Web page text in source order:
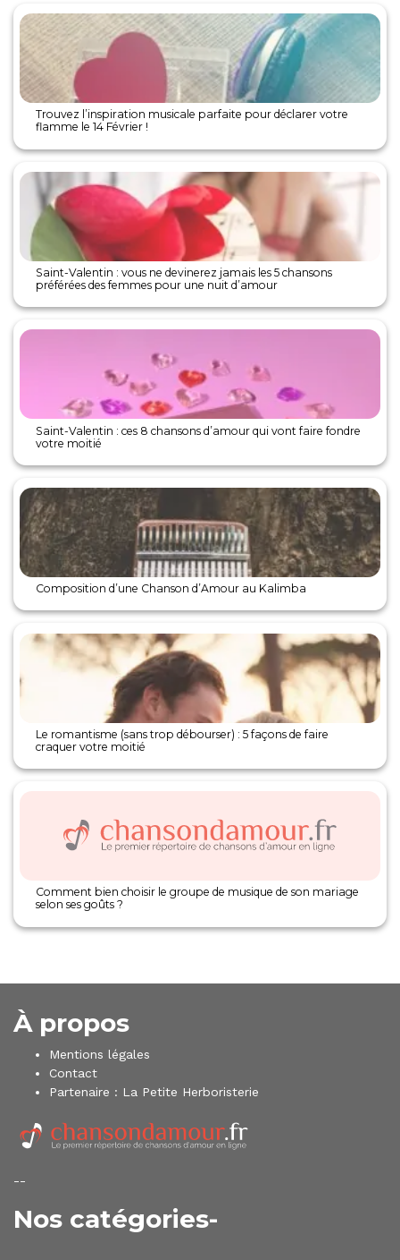
Trouvez l’inspiration musicale parfaite pour déclarer votre
flamme le 14 Février !
Saint-Valentin : vous ne devinerez jamais les 5 chansons
préférées des femmes pour une nuit d’amour
Saint-Valentin : ces 8 chansons d’amour qui vont faire fondre
votre moitié
Composition d’une Chanson d’Amour au Kalimba
Le romantisme (sans trop débourser) : 5 façons de faire
craquer votre moitié
Comment bien choisir le groupe de musique de son mariage
selon ses goûts ?
À propos
Mentions légales
Contact
Partenaire : La Petite Herboristerie
--
Nos catégories-